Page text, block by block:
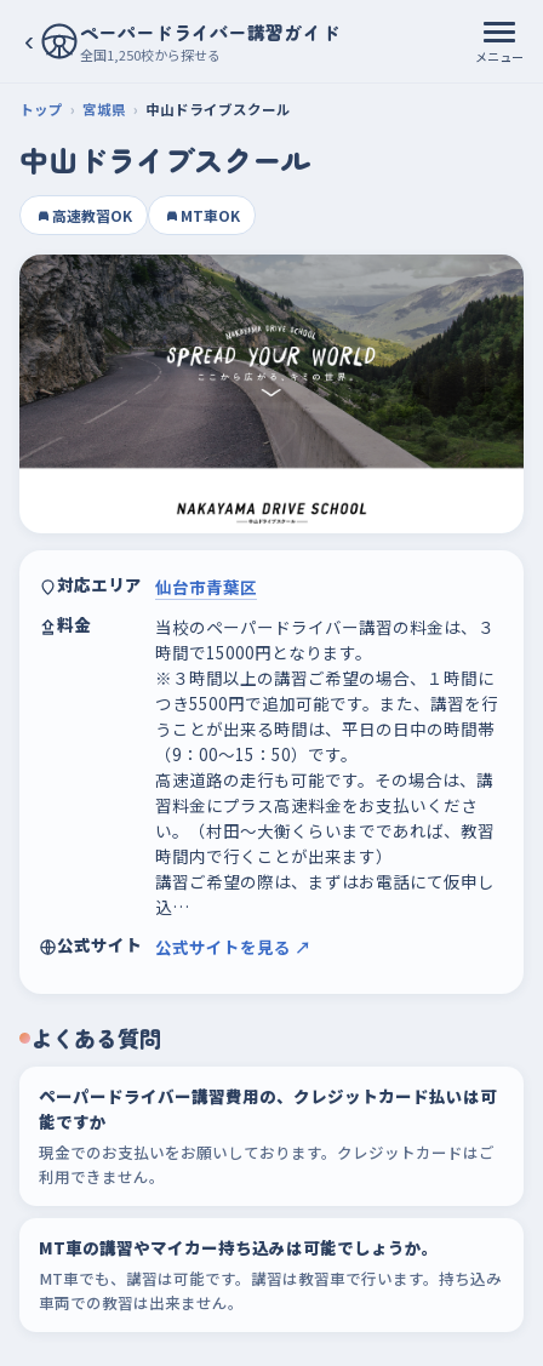
‹ ペーパードライバー講習ガイド
全国1,250校から探せる メニュー
トップ 宮城県 中山ドライブスクール
中山ドライブスクール
高速教習OK MT車OK
対応エリア 仙台市青葉区
料金
当校のペーパードライバー講習の料金は、３
時間で15000円となります。
※３時間以上の講習ご希望の場合、１時間に
つき5500円で追加可能です。また、講習を行
うことが出来る時間は、平日の日中の時間帯
（9：00～15：50）です。
高速道路の走行も可能です。その場合は、講
習料金にプラス高速料金をお支払いくださ
い。（村田～大衡くらいまでであれば、教習
時間内で行くことが出来ます）
講習ご希望の際は、まずはお電話にて仮申し
込…
公式サイト
公式サイトを見る ↗
よくある質問
ペーパードライバー講習費用の、クレジットカード払いは可
能ですか
現金でのお支払いをお願いしております。クレジットカードはご
利用できません。
MT車の講習やマイカー持ち込みは可能でしょうか。
MT車でも、講習は可能です。講習は教習車で行います。持ち込み
車両での教習は出来ません。